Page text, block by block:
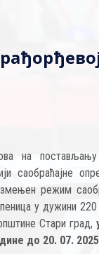
на постављању
саобраћајне
режим
у дужини
Стари град,
до 20. 07.